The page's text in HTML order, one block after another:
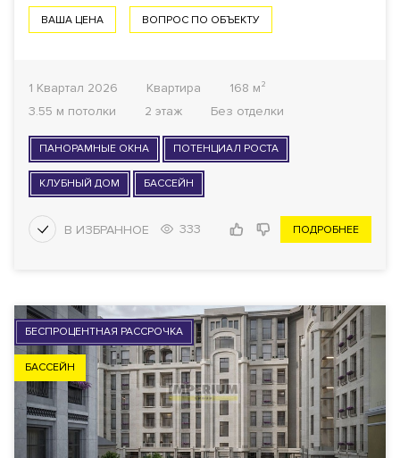
ВАША ЦЕНА ВОПРОС ПО ОБЪЕКТУ
1 Квартал 2026 Квартира
168 м²
3.55 м потолки
2 этаж Без отделки
ПАНОРАМНЫЕ ОКНА ПОТЕНЦИАЛ РОСТА
КЛУБНЫЙ ДОМ БАССЕЙН
333 ПОДРОБНЕЕ
БЕСПРОЦЕНТНАЯ РАССРОЧКА
БАССЕЙН